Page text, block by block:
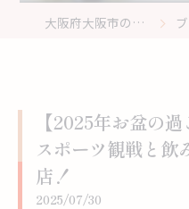
大阪府大阪市のスポーツバーはスポーツ居酒屋 Second ブログ
【2025年お盆の
スポーツ観戦と飲
店！
2025/07/30